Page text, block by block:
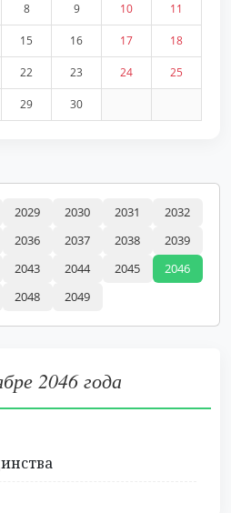
8 9 10 11
15 16 17 18
22 23 24 25
29 30
2029 2030 2031
2032
2036 2037 2038
2039
2043 2044 2045
2046
2048 2049
2046 года